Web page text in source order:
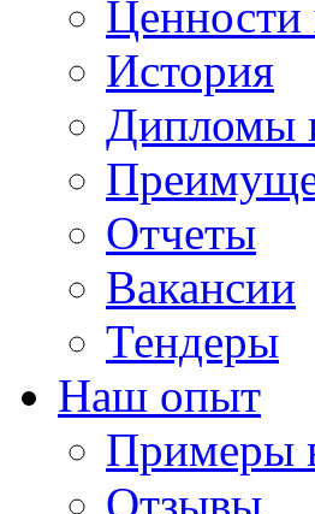
История
Дипломы
Отчеты
Вакансии
Тендеры
Наш опыт
Примеры
Отзывы